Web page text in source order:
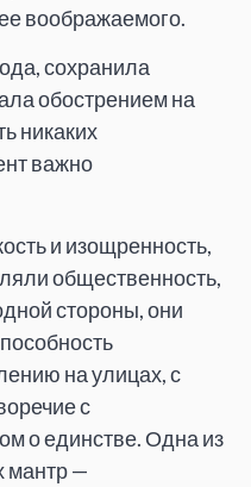
воображаемого.
сохранила
обострением на
никаких
важно
и изощренность,
общественность,
стороны, они
на улицах, с
с
о единстве. Одна из
мантр —